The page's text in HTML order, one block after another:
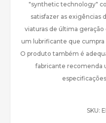
"synthetic technology"
satisfazer as exigências
viaturas de última
um lubrificante que cumpra
O produto também é
fabricante recomenda
SKU: